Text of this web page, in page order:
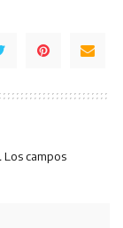
Los campos